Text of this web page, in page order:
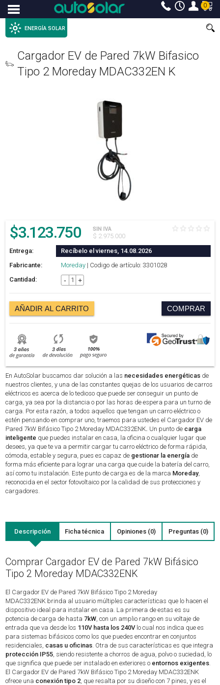
Menu 0
ENERGÍA SOLAR
Cargador EV de Pared 7kW Bifasico
Tipo 2 Moreday MDAC332EN K
$3.123.750 SIN IVA
$ 2.975.000
Entrega:
Recíbelo el viernes, 14.08.2026
Fabricante:
Moreday | Codigo de artículo: 3301028
Cantidad:
- +
AÑADIR AL CARRITO COMPRAR
En AutoSolar buscamos dar solución a las necesidades energéticas de
nuestros clientes, y una de las constantes quejas de los usuarios de carros
eléctricos es acerca de lo tedioso que puede ser conseguir un punto de
carga, ya sea por la distancia o por las horas de espera para un turno de
carga. Por esta razón, a todos aquellos que tengan un carro eléctrico o
estén pensando en comprar uno, traemos para ustedes el Cargador EV de
Pared 7kW Bifásico Tipo 2 Moreday MDAC332ENK. Un punto de carga
inteligente que puedes instalar en casa, la oficina o cualquier lugar que
desees, ya que te va a permitir cargar tu carro eléctrico de forma rápida,
cómoda, estable y segura, pues es capaz de gestionar la energía de
forma más eficiente para lograr una carga que cuide la batería del carro,
así como tu instalación. Este punto de carga es de la marca Moreday,
reconocida en el sector fotovoltaico por la calidad de sus protecciones y
cargadores.
Descripción Ficha técnica Opiniones (0) Preguntas (0)
Comprar Cargador EV de Pared 7kW Bifásico
Tipo 2 Moreday MDAC332ENK
El Cargador EV de Pared 7kW Bifásico Tipo 2 Moreday
MDAC332ENK brinda al usuario múltiples características que lo hacen el
dispositivo ideal para instalar en casa. La primera de estas es su
potencia de carga de hasta 7kW , con un amplio rango en su voltaje de
entrada que va desde los 110V hasta los 240Vlo cual nos indica que es
para sistemas bifásicos como los que puedes encontrar en conjuntos
residenciales, casas u oficinas . Otra de sus características es que integra
protección IP55 , siendo resistente a chorros de agua, polvo o suciedad, lo
que significa que puede ser instalado en exteriores o entornos exigentes
El Cargador EV de Pared 7kW Bifásico Tipo 2 Moreday MDAC332ENK
ofrece una conexión tipo 2 , que resalta por su diseño con 7 pines, y es el